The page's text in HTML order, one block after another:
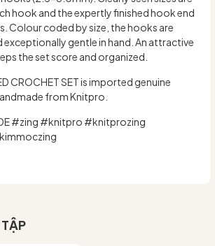
hook and the expertly finished hook end
Colour coded by size, the hooks are
gentle in hand. An attractive
the set score and organized.
CROCHET SET is imported genuine
from Knitpro.
#zing #knitpro #knitprozing